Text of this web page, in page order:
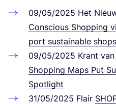
09/05/2025 Het
Con­scious Shop­ping
port sus­tainable
09/05/2025 Krant
Shop­ping Maps Put
Spotlight
31/05/2025 Flair